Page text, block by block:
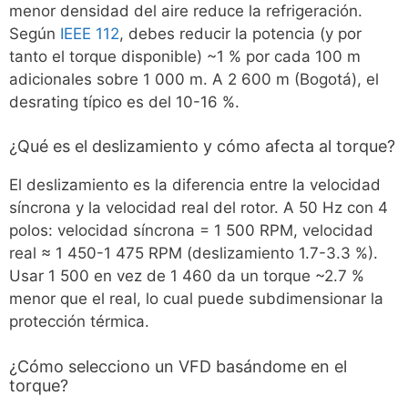
menor densidad del aire reduce la refrigeración.
Según IEEE 112, debes reducir la potencia (y por
tanto el torque disponible) ~1 % por cada 100 m
adicionales sobre 1 000 m. A 2 600 m (Bogotá), el
desrating típico es del 10-16 %.
¿Qué es el deslizamiento y cómo afecta al torque?
El deslizamiento es la diferencia entre la velocidad
síncrona y la velocidad real del rotor. A 50 Hz con 4
polos: velocidad síncrona = 1 500 RPM, velocidad
real ≈ 1 450-1 475 RPM (deslizamiento 1.7-3.3 %).
Usar 1 500 en vez de 1 460 da un torque ~2.7 %
menor que el real, lo cual puede subdimensionar la
protección térmica.
¿Cómo selecciono un VFD basándome en el
torque?